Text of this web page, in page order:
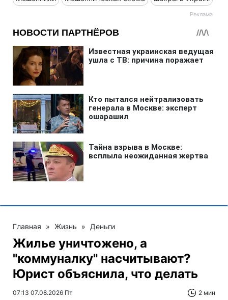
Главная » Жизнь » Деньги
Жилье уничтожено, а
"коммуналку" насчитывают?
Юрист объяснила, что делать
07:13 07.08.2026 Пт 2 мин